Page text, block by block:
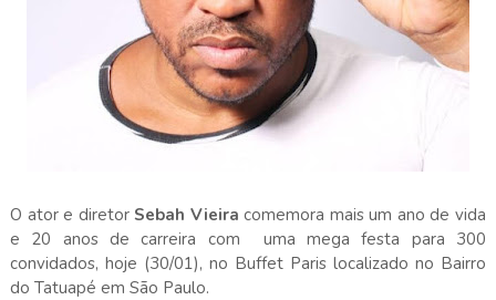
O ator e diretor Sebah Vieira comemora mais um ano de vida
e 20 anos de carreira com uma mega festa para 300
convidados, hoje (30/01), no Buffet Paris localizado no Bairro
do Tatuapé em São Paulo.